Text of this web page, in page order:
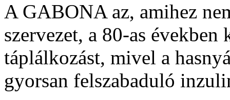
A GABONA az, amihez
szervezet, a 80-as
táplálkozást, mivel a
gyorsan felszabaduló